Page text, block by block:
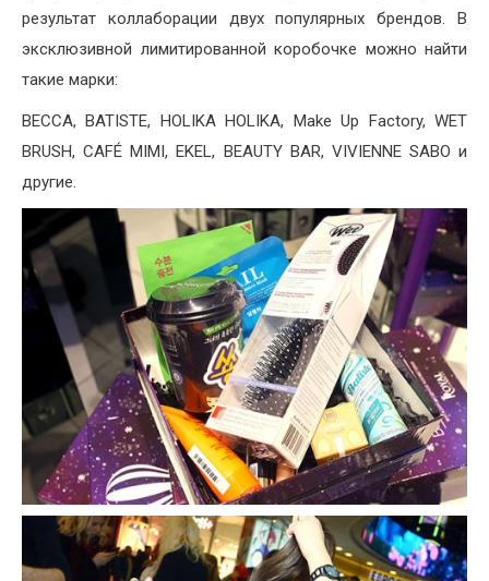
результат коллаборации двух популярных брендов. В
эксклюзивной лимитированной коробочке можно найти
такие марки:
BECCA, BATISTE, HOLIKA HOLIKA, Make Up Factory, WET
BRUSH, CAFÉ MIMI, EKEL, BEAUTY BAR, VIVIENNE SABO и
другие.